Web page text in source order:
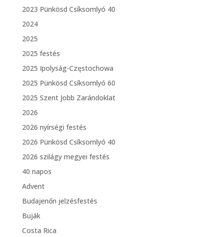
2023 Pünkösd Csíksomlyó 40
2024
2025
2025 festés
2025 Ipolyság-Częstochowa
2025 Pünkösd Csíksomlyó 60
2025 Szent Jobb Zarándoklat
2026
2026 nyírségi festés
2026 Pünkösd Csíksomlyó 40
2026 szilágy megyei festés
40 napos
Advent
Budajenőn jelzésfestés
Buják
Costa Rica